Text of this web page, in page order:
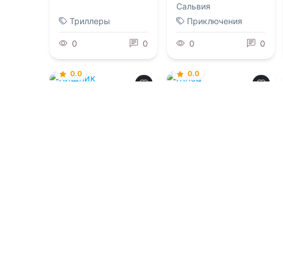
Триллеры
0 0
Сальвия
Приключения
0 0
0.0 0.0